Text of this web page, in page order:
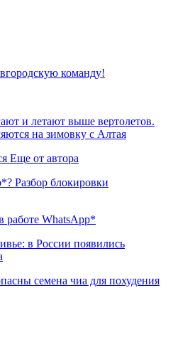
команду!
и летают выше вертолетов.
на зимовку с Алтая
Еще от автора
Разбор блокировки
работе WhatsApp*
в России появились
семена чиа для похудения